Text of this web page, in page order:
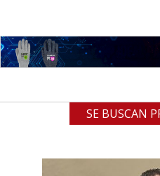
SE BUSCAN